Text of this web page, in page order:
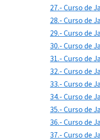
27.- Curso de
28.- Curso de
29.- Curso de
30.- Curso de
31.- Curso de
32.- Curso de
33.- Curso de
34.- Curso de
35.- Curso de
36.- Curso de
37.- Curso de